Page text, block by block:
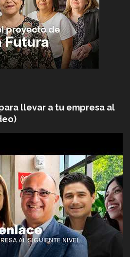
llevar a tu empresa al